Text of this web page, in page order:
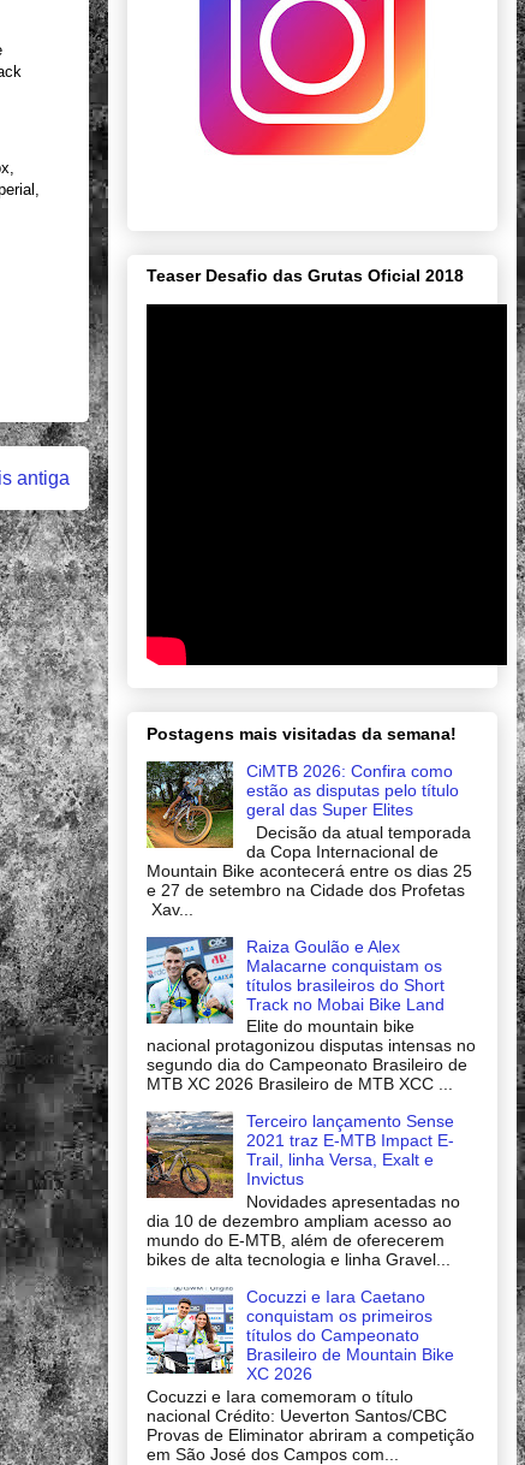
antiga
Teaser Desafio das Grutas Oficial 2018
Postagens mais visitadas da semana!
CiMTB 2026: Confira como
estão as disputas pelo título
geral das Super Elites
Decisão da atual temporada
da Copa Internacional de
Mountain Bike acontecerá entre os dias 25
e 27 de setembro na Cidade dos Profetas
Xav...
Raiza Goulão e Alex
Malacarne conquistam os
títulos brasileiros do Short
Track no Mobai Bike Land
Elite do mountain bike
nacional protagonizou disputas intensas no
segundo dia do Campeonato Brasileiro de
MTB XC 2026 Brasileiro de MTB XCC ...
Terceiro lançamento Sense
2021 traz E-MTB Impact E-
Trail, linha Versa, Exalt e
Invictus
Novidades apresentadas no
dia 10 de dezembro ampliam acesso ao
mundo do E-MTB, além de oferecerem
bikes de alta tecnologia e linha Gravel...
Cocuzzi e Iara Caetano
conquistam os primeiros
títulos do Campeonato
Brasileiro de Mountain Bike
XC 2026
Cocuzzi e Iara comemoram o título
nacional Crédito: Ueverton Santos/CBC
Provas de Eliminator abriram a competição
em São José dos Campos com...